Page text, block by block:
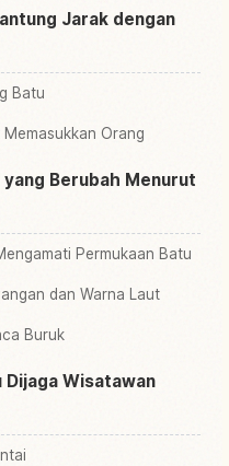
Jarak dengan
Batu
Orang
Berubah Menurut
Permukaan Batu
dan Warna Laut
Buruk
Dijaga Wisatawan